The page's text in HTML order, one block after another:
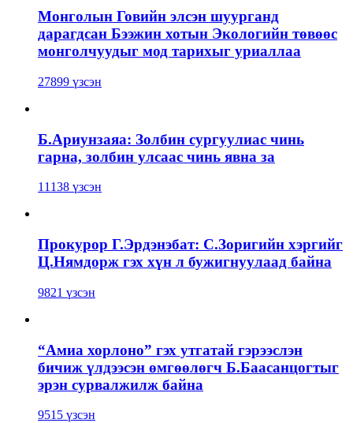
Монголын Говийн элсэн шуурганд
дарагдсан Бээжин хотын Экологийн төвөөс
монголчуудыг мод тарихыг уриаллаа
27899 үзсэн
Б.Ариунзаяа: Золбин сургуулиас чинь
гарна, золбин улсаас чинь явна за
11138 үзсэн
Прокурор Г.Эрдэнэбат: С.Зоригийн хэргийг
Ц.Нямдорж гэх хүн л бужигнуулаад байна
9821 үзсэн
“Амиа хорлоно” гэх утгатай гэрээслэн
бичиж үлдээсэн өмгөөлөгч Б.Баасанцогтыг
эрэн сурвалжилж байна
9515 үзсэн